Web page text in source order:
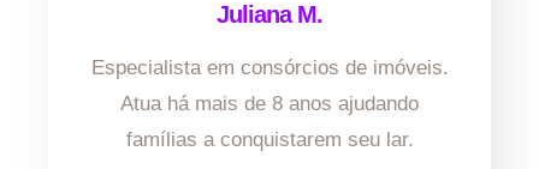
Juliana M.
Especialista em consórcios de imóveis.
Atua há mais de 8 anos ajudando
famílias a conquistarem seu lar.